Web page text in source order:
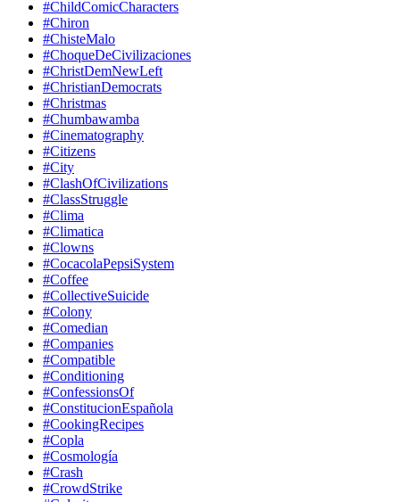
#ChildComicCharacters
#Chiron
#ChisteMalo
#ChoqueDeCivilizaciones
#ChristDemNewLeft
#ChristianDemocrats
#Christmas
#Chumbawamba
#Cinematography
#Citizens
#City
#ClashOfCivilizations
#ClassStruggle
#Clima
#Climatica
#Clowns
#CocacolaPepsiSystem
#Coffee
#CollectiveSuicide
#Colony
#Comedian
#Companies
#Compatible
#Conditioning
#ConfessionsOf
#ConstitucionEspañola
#CookingRecipes
#Copla
#Cosmología
#Crash
#CrowdStrike